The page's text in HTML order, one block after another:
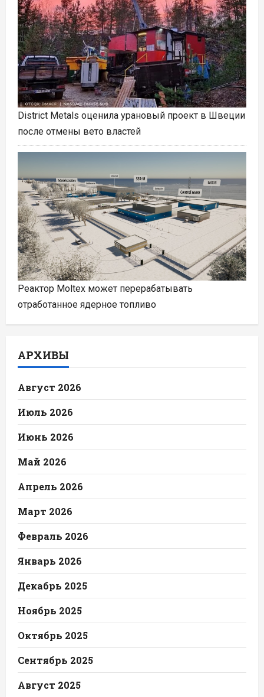
District Metals оценила урановый проект в Швеции
после отмены вето властей
Реактор Moltex может перерабатывать
отработанное ядерное топливо
АРХИВЫ
Август 2026
Июль 2026
Июнь 2026
Май 2026
Апрель 2026
Март 2026
Февраль 2026
Январь 2026
Декабрь 2025
Ноябрь 2025
Октябрь 2025
Сентябрь 2025
Август 2025